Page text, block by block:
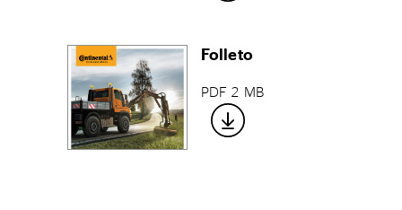
Folleto
PDF 2 MB